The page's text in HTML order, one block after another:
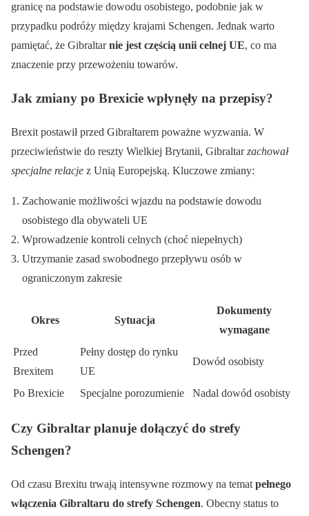
granicę na podstawie dowodu osobistego, podobnie jak w
przypadku podróży między krajami Schengen. Jednak warto
pamiętać, że Gibraltarnie jest częścią unii celnej UE, co ma
znaczenie przy przewożeniu towarów.
Jak zmiany po Brexicie wpłynęły na przepisy?
Brexit postawił przed Gibraltarem poważne wyzwania. W
przeciwieństwie do reszty Wielkiej Brytanii, Gibraltarzachował
specjalne relacje z Unią Europejską. Kluczowe zmiany:
Zachowanie możliwości wjazdu na podstawie dowodu
osobistego dla obywateli UE
Wprowadzenie kontroli celnych (choć niepełnych)
Utrzymanie zasad swobodnego przepływu osób w
ograniczonym zakresie
Okres Sytuacja
Dokumenty
wymagane
Przed
Brexitem
Pełny dostęp do rynku
UE
Dowód osobisty
Po Brexicie Specjalne porozumienie Nadal dowód osobisty
Czy Gibraltar planuje dołączyć do strefy
Schengen?
Od czasu Brexitu trwają intensywne rozmowy na temat pełnego
włączenia Gibraltaru do strefy Schengen. Obecny status to